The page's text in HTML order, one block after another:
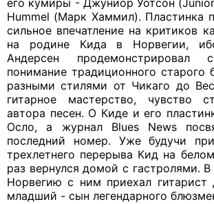
его кумиры - Джуниор Уотсон
Hummel (Марк Хаммил). Пластинка
сильное впечатление на критиков
на родине Кида в Норвегии,
Андерсен продемонстрировал
понимание традиционного старого
разными стилями от Чикаго до
гитарное мастерство, чувство
автора песен. О Киде и его
Осло, а журнал Blues News
последний номер. Уже будучи
трехлетнего перерыва Кид на
раз вернулся домой с гастролями.
Норвегию с ним приехал
младший - сын легендарного